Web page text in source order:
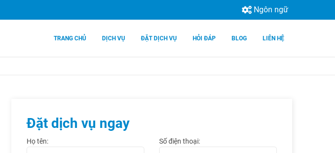
Ngôn ngữ
TRANG CHỦ DỊCH VỤ ĐẶT DỊCH VỤ HỎI ĐÁP BLOG LIÊN HỆ
Đặt dịch vụ ngay
Họ tên: Số điện thoại: